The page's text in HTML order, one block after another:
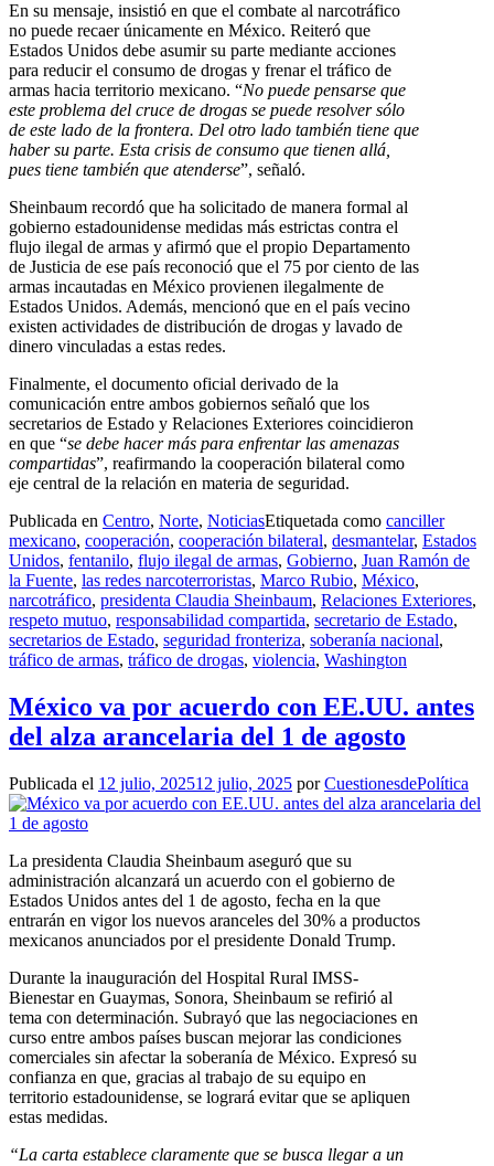
En su mensaje, insistió en que el combate al narcotráfico
no puede recaer únicamente en México. Reiteró que
Estados Unidos debe asumir su parte mediante acciones
para reducir el consumo de drogas y frenar el tráfico de
armas hacia territorio mexicano. “No puede pensarse que
este problema del cruce de drogas se puede resolver sólo
de este lado de la frontera. Del otro lado también tiene que
haber su parte. Esta crisis de consumo que tienen allá,
pues tiene también que atenderse”, señaló.
Sheinbaum recordó que ha solicitado de manera formal al
gobierno estadounidense medidas más estrictas contra el
flujo ilegal de armas y afirmó que el propio Departamento
de Justicia de ese país reconoció que el 75 por ciento de las
armas incautadas en México provienen ilegalmente de
Estados Unidos. Además, mencionó que en el país vecino
existen actividades de distribución de drogas y lavado de
dinero vinculadas a estas redes.
Finalmente, el documento oficial derivado de la
comunicación entre ambos gobiernos señaló que los
secretarios de Estado y Relaciones Exteriores coincidieron
en que “se debe hacer más para enfrentar las amenazas
compartidas”, reafirmando la cooperación bilateral como
eje central de la relación en materia de seguridad.
Publicada en Centro, Norte, NoticiasEtiquetada como canciller
mexicano, cooperación, cooperación bilateral, desmantelar, Estados
Unidos, fentanilo, flujo ilegal de armas, Gobierno, Juan Ramón de
la Fuente, las redes narcoterroristas, Marco Rubio, México,
narcotráfico, presidenta Claudia Sheinbaum, Relaciones Exteriores,
respeto mutuo, responsabilidad compartida, secretario de Estado,
secretarios de Estado, seguridad fronteriza, soberanía nacional,
tráfico de armas, tráfico de drogas, violencia, Washington
México va por acuerdo con EE.UU. antes
del alza arancelaria del 1 de agosto
Publicada el 12 julio, 202512 julio, 2025 porCuestionesdePolítica
La presidenta Claudia Sheinbaum aseguró que su
administración alcanzará un acuerdo con el gobierno de
Estados Unidos antes del 1 de agosto, fecha en la que
entrarán en vigor los nuevos aranceles del 30% a productos
mexicanos anunciados por el presidente Donald Trump.
Durante la inauguración del Hospital Rural IMSS-
Bienestar en Guaymas, Sonora, Sheinbaum se refirió al
tema con determinación. Subrayó que las negociaciones en
curso entre ambos países buscan mejorar las condiciones
comerciales sin afectar la soberanía de México. Expresó su
confianza en que, gracias al trabajo de su equipo en
territorio estadounidense, se logrará evitar que se apliquen
estas medidas.
“La carta establece claramente que se busca llegar a un